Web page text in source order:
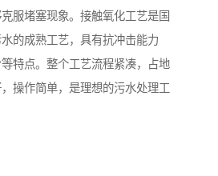
服堵塞现象。接触氧化工艺是国
的成熟工艺，具有抗冲击能力
特点。整个工艺流程紧凑，占地
操作简单，是理想的污水处理工